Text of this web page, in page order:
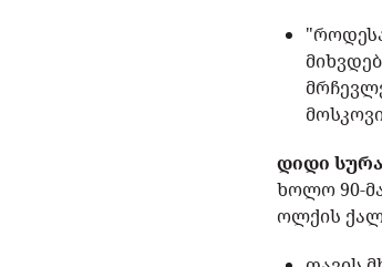
დიდი
ხოლო 90-
ოლქის